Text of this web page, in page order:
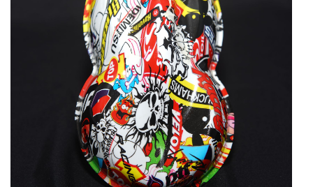
Acessórios
Hidrografica